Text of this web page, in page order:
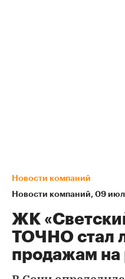
Новости компаний
Новости компаний⁠, 09
ЖК
ТОЧНО стал
продажам на